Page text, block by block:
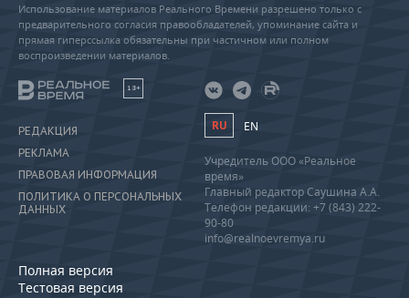
Использование материалов Реального Времени разрешено только с
предварительного согласия правообладателей, упоминание сайта и
прямая гиперссылка обязательны при частичном или полном
воспроизведении материалов.
18+
РЕДАКЦИЯ
РЕКЛАМА
ПРАВОВАЯ ИНФОРМАЦИЯ
ПОЛИТИКА О ПЕРСОНАЛЬНЫХ
ДАННЫХ
Полная версия
Тестовая версия
RU EN
Учредитель ООО «Реальное
время»
Главный редактор Саушина А.А.
Телефон редакции: +7 (843) 222-
90-80
info@realnoevremya.ru